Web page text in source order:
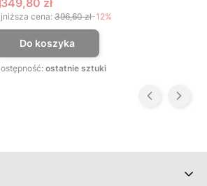
cena:396,60 zł-12%
Do koszyka
ostatnie sztuki